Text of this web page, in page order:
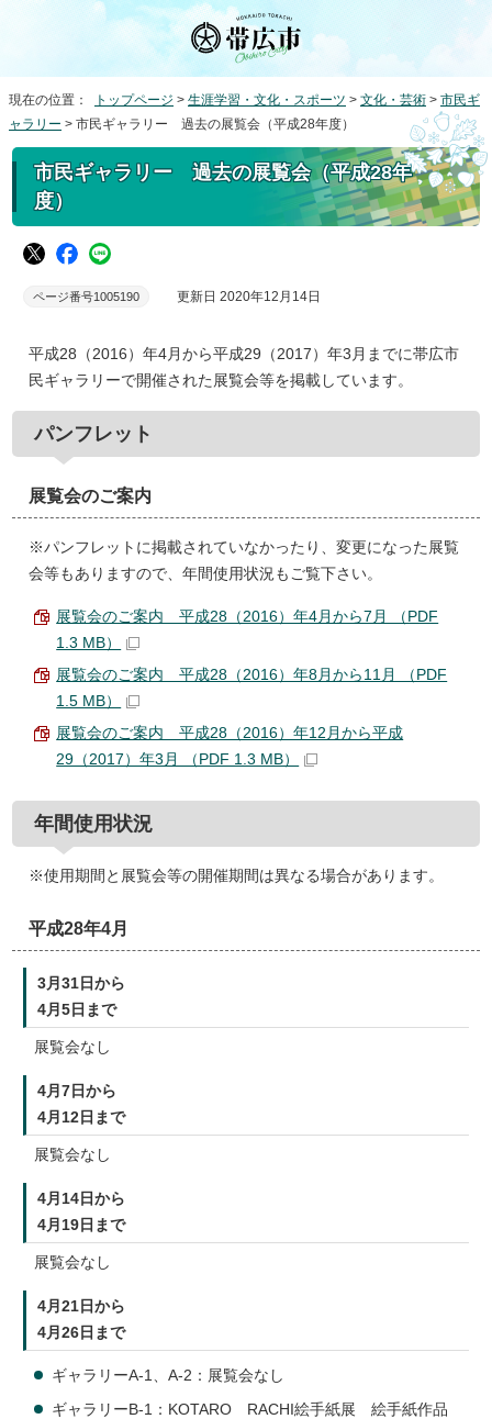
現在の位置： トップページ > 生涯学習・文化・スポーツ > 文化・芸術 > 市民ギ
ャラリー > 市民ギャラリー 過去の展覧会（平成28年度）
市民ギャラリー 過去の展覧会（平成28年
度）
ページ番号1005190 更新日 2020年12月14日
平成28（2016）年4月から平成29（2017）年3月までに帯広市
民ギャラリーで開催された展覧会等を掲載しています。
パンフレット
展覧会のご案内
※パンフレットに掲載されていなかったり、変更になった展覧
会等もありますので、年間使用状況もご覧下さい。
展覧会のご案内 平成28（2016）年4月から7月 （PDF
1.3 MB）
展覧会のご案内 平成28（2016）年8月から11月 （PDF
1.5 MB）
展覧会のご案内 平成28（2016）年12月から平成
29（2017）年3月 （PDF 1.3 MB）
年間使用状況
※使用期間と展覧会等の開催期間は異なる場合があります。
平成28年4月
3月31日から
4月5日まで
展覧会なし
4月7日から
4月12日まで
展覧会なし
4月14日から
4月19日まで
展覧会なし
4月21日から
4月26日まで
ギャラリーA-1、A-2：展覧会なし
ギャラリーB-1：KOTARO RACHI絵手紙展 絵手紙作品